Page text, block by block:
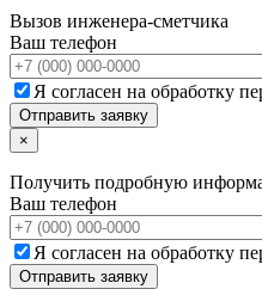
Вызов инженера-сметчика
Ваш телефон
Я согласен на обработку
×
Получить подробную
Ваш телефон
Я согласен на обработку